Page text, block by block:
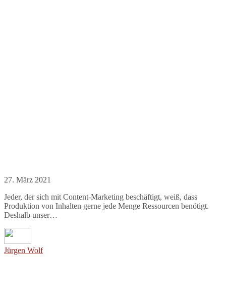
27. März 2021
Jeder, der sich mit Content-Marketing beschäftigt, weiß, dass
Produktion von Inhalten gerne jede Menge Ressourcen benötigt.
Deshalb unser…
Jürgen Wolf